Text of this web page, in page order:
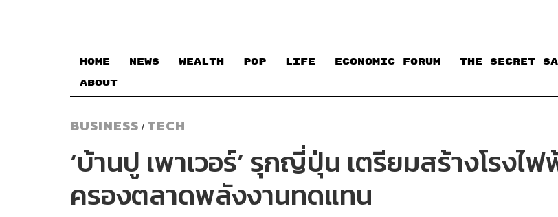
HOME NEWS WEALTH POP LIFE ECONOMIC FORUM THE SECRET
ABOUT
BUSINESS / TECH
‘บ้านปู เพาเวอร์’ รุกญี่ปุ่น เตรียมสร้างโรงไ
ครองตลาดพลังงานทดแทน